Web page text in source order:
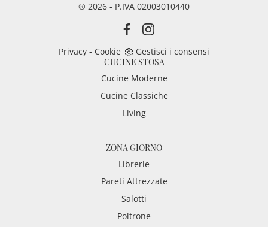
® 2026 - P.IVA 02003010440
Privacy - Cookie
Gestisci i consensi
CUCINE STOSA
Cucine Moderne
Cucine Classiche
Living
ZONA GIORNO
Librerie
Pareti Attrezzate
Salotti
Poltrone